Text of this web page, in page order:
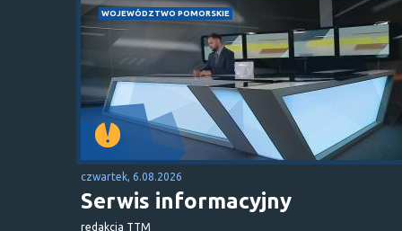
WOJEWÓDZTWO POMORSKIE
czwartek, 6.08.2026
Serwis informacyjny
redakcja TTM